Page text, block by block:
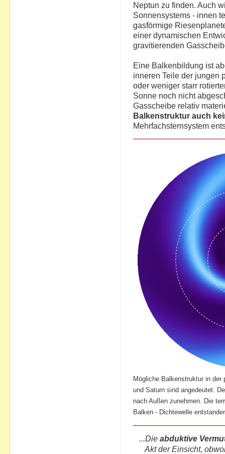
Neptun zu finden. Auch
Sonnensystems - innen
gasförmige
einer dynamischen
gravitierenden
Eine Balkenbildung ist
inneren Teile der jungen
oder weniger starr
Sonne noch nicht
Gasscheibe relativ
Balkenstruktur auch
Mehrfachsternsystem
Mögliche Balkenstruktur in der
und Saturn sind angedeutet.
nach Außen zunehmen. Die
Balken - Dichtewelle
...Die abduktive
Akt der Einsicht,